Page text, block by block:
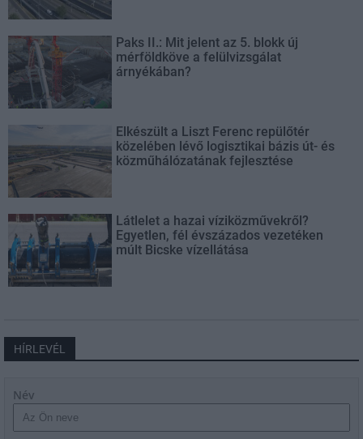
Paks II.: Mit jelent az 5. blokk új
mérföldköve a felülvizsgálat
árnyékában?
Elkészült a Liszt Ferenc repülőtér
közelében lévő logisztikai bázis út- és
közműhálózatának fejlesztése
Látlelet a hazai víziközművekről?
Egyetlen, fél évszázados vezetéken
múlt Bicske vízellátása
HÍRLEVÉL
Név